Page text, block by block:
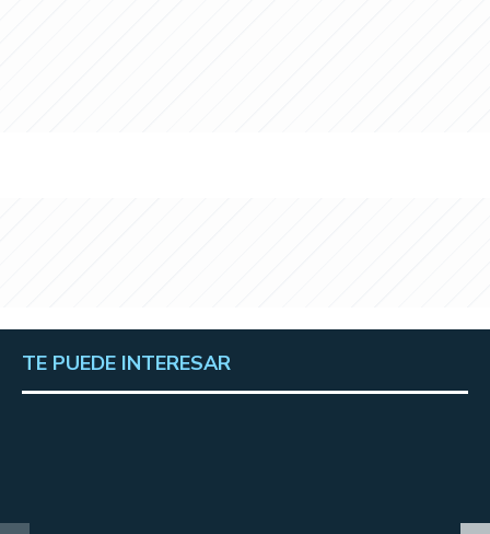
TE PUEDE INTERESAR